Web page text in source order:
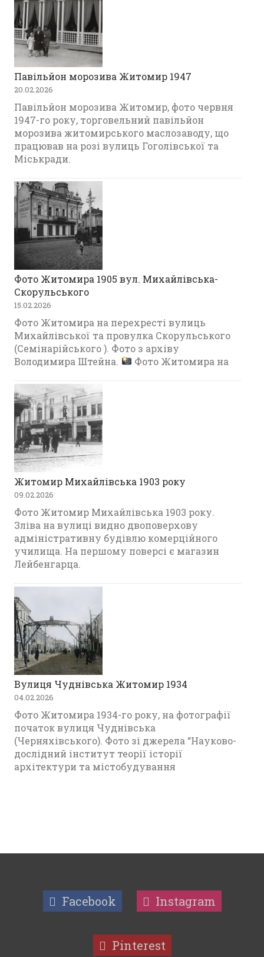
Павільйон морозива Житомир 1947
20.02.2026
Павільйон морозива Житомир, фото червня
1947-го року, торговельний павільйон
морозива житомирського маслозаводу, що
працював на розі вулиць Гоголівської та
Міськради.
Фото Житомира 1905 вул. Михайлівська-
Скорульського
15.02.2026
Фото Житомира на перехресті вулиць
Михайлівської та провулка Скорульського
(Семінарійського ). Фото з архіву
Володимира Штейна.
Фото Житомира на
Житомир Михайлівська 1903 року
09.02.2026
Фото Житомир Михайлівська 1903 року.
Зліва на вулиці видно двоповерхову
адміністративну будівлю комерційного
училища. На першому поверсі є магазин
Лейбенгарца.
Вулиця Чуднівська Житомир 1934
04.02.2026
Фото Житомира 1934-го року, на фотографії
початок вулиця Чуднівська
(Черняхівського). Фото зі джерела “Науково-
дослідний інститут теорії історії
архітектури та містобудування
Facebook Instagram
Pinterest